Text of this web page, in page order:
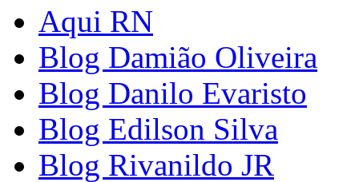
Aqui RN
Blog Damião Oliveira
Blog Danilo Evaristo
Blog Edilson Silva
Blog Rivanildo JR